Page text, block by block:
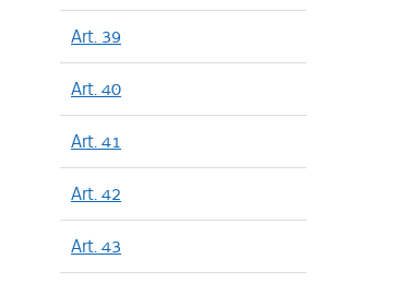
Art. 39
Art. 40
Art. 41
Art. 42
Art. 43